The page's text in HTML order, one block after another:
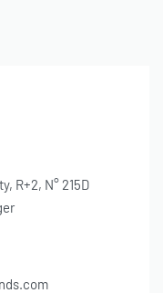
R+2, N° 215D